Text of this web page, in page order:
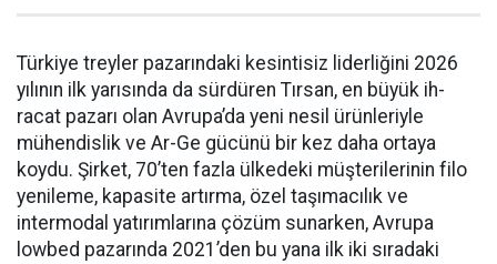
Türkiye treyler pazarın­daki kesintisiz liderliğini 2026
yılının ilk yarısında da sürdüren Tırsan, en büyük ih­
racat pazarı olan Avrupa’da yeni nesil ürünleriyle
mühendislik ve Ar-Ge gücünü bir kez daha orta­ya
koydu. Şirket, 70’ten fazla ül­kedeki müşterilerinin filo
yenile­me, kapasite artırma, özel taşıma­cılık ve
intermodal yatırımlarına çözüm sunarken, Avrupa
lowbed pazarında 2021’den bu yana ilk iki sıradaki